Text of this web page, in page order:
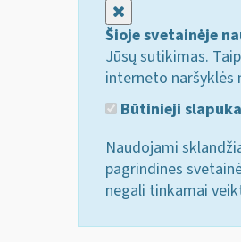
Šioje svetainėje
Jūsų sutikimas.
interneto naršyklės
Būtinieji
Naudojami
pagrindines
negali tinkamai